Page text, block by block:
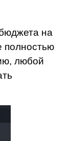
на
полностью
любой